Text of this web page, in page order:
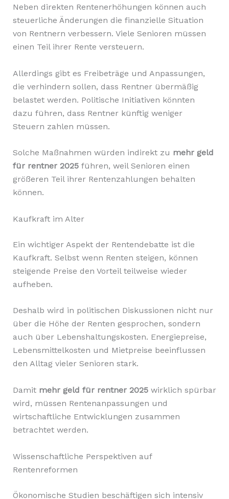
Neben direkten Rentenerhöhungen können auch
steuerliche Änderungen die finanzielle Situation
von Rentnern verbessern. Viele Senioren müssen
einen Teil ihrer Rente versteuern.
Allerdings gibt es Freibeträge und Anpassungen,
die verhindern sollen, dass Rentner übermäßig
belastet werden. Politische Initiativen könnten
dazu führen, dass Rentner künftig weniger
Steuern zahlen müssen.
Solche Maßnahmen würden indirekt zu mehr geld
für rentner 2025führen, weil Senioren einen
größeren Teil ihrer Rentenzahlungen behalten
können.
Kaufkraft im Alter
Ein wichtiger Aspekt der Rentendebatte ist die
Kaufkraft. Selbst wenn Renten steigen, können
steigende Preise den Vorteil teilweise wieder
aufheben.
Deshalb wird in politischen Diskussionen nicht nur
über die Höhe der Renten gesprochen, sondern
auch über Lebenshaltungskosten. Energiepreise,
Lebensmittelkosten und Mietpreise beeinflussen
den Alltag vieler Senioren stark.
Damit mehr geld für rentner 2025wirklich spürbar
wird, müssen Rentenanpassungen und
wirtschaftliche Entwicklungen zusammen
betrachtet werden.
Wissenschaftliche Perspektiven auf
Rentenreformen
Ökonomische Studien beschäftigen sich intensiv